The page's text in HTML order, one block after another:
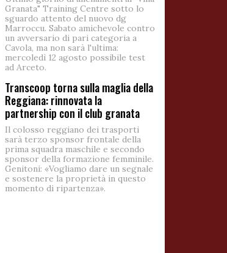
Granata" Training Centre sotto lo
sguardo attento del nuovo dg
Marroccu. Sabato amichevole contro
un avversario di pari categoria a
Cavola, ma non sarà l'ultima:
mercoledì 12 agosto possibile test
ad Arceto.
Transcoop torna sulla maglia della
Reggiana: rinnovata la
partnership con il club granata
Il colosso reggiano dei trasporti
sarà terzo sponsor frontale della
prima squadra maschile e secondo
sponsor della formazione femminile.
Genitoni: «Vogliamo dare un segnale
e sostenere la proprietà in questo
momento di ripartenza».